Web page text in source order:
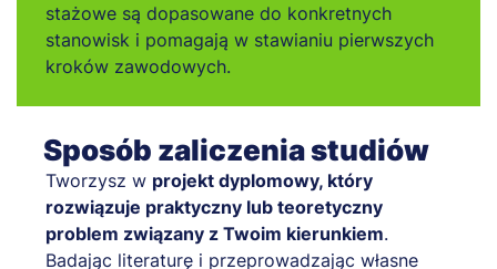
stażowe są dopasowane do konkretnych
stanowisk i pomagają w stawianiu pierwszych
kroków zawodowych.
Sposób zaliczenia studiów
Tworzysz w projekt dyplomowy, który
rozwiązuje praktyczny lub teoretyczny
problem związany z Twoim kierunkiem.
Badając literaturę i przeprowadzając własne